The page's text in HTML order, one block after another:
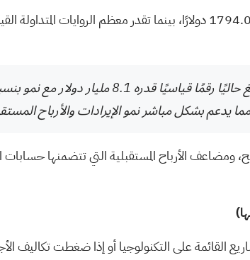
يدعم بشكل مباشر نمو الإيرادات والأرباح
ومضاعف الأرباح المستقبلية التي تتضمنها
القائمة على التكنولوجيا أو إذا ضغطت